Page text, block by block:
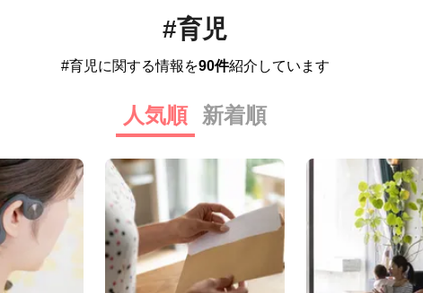
#育児
#育児に関する情報を90件紹介しています
人気順 新着順